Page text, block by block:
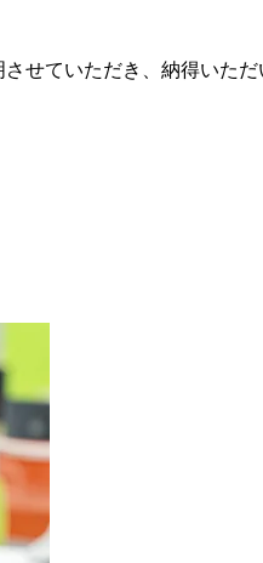
せていただき、納得いただ